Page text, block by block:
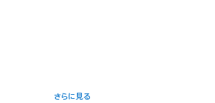
さらに見る